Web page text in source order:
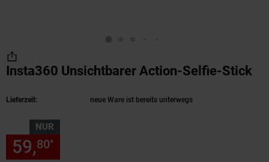
Insta360 Unsichtbarer Action-Selfie-Stick
Lieferzeit: neue Ware ist bereits unterwegs
NUR
59,80*